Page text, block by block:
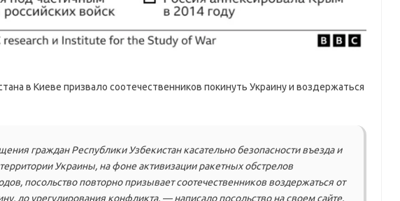
в Киеве призвало соотечественников покинуть Украину и воздержаться
граждан Республики Узбекистан касательно безопасности въезда и
Украины, на фоне активизации ракетных обстрелов
посольство повторно призывает соотечественников воздержаться от
до урегулирования конфликта, — написало посольство на своем сайте.